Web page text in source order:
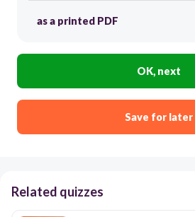
as a printed PDF
OK, next
Save for later
Related quizzes